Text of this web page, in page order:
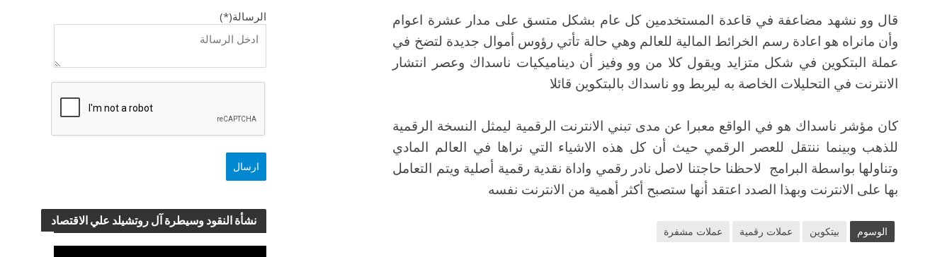
الرسالة(*)
نشأة النقود وسيطرة آل روتشيلد علي الاقتصاد
قال وو نشهد مضاعفة في قاعدة المستخدمين كل عام بشكل متسق على مدار عشرة اعوام
وأن مانراه هو اعادة رسم الخرائط المالية للعالم وهي حالة تأتي رؤوس أموال جديدة لتضخ في
عملة البتكوين في شكل متزايد ويقول كلا من وو وفيز أن ديناميكيات ناسداك وعصر انتشار
الانترنت في التحليلات الخاصة به ليربط وو ناسداك بالبتكوين قائلا
كان مؤشر ناسداك هو في الواقع معبرا عن مدى تبني الانترنت الرقمية ليمثل النسخة الرقمية
للذهب وبينما ننتقل للعصر الرقمي حيث أن كل هذه الاشياء التي نراها في العالم المادي
وتناولها بواسطة البرامج لاحظنا حاجتنا لاصل نادر رقمي واداة نقدية رقمية أصلية ويتم التعامل
بها على الانترنت وبهذا الصدد اعتقد أنها ستصبح أكثر أهمية من الانترنت نفسه
الوسوم بيتكوين عملات رقمية عملات مشفرة